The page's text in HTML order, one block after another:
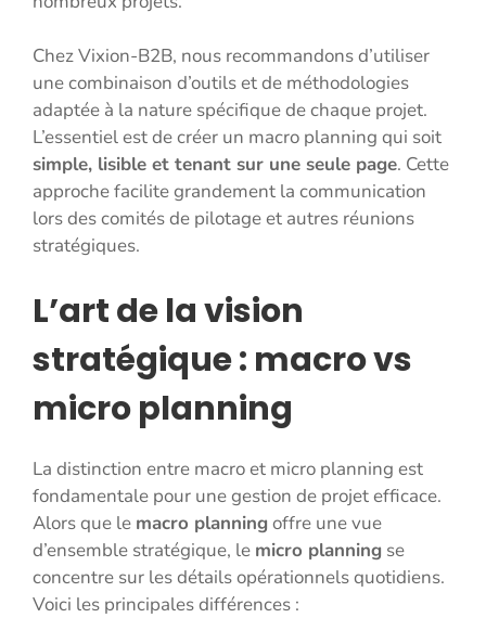
Chez Vixion-B2B, nous recommandons d’utiliser
une combinaison d’outils et de méthodologies
adaptée à la nature spécifique de chaque projet.
L’essentiel est de créer un macro planning qui soit
simple, lisible et tenant sur une seule page. Cette
approche facilite grandement la communication
lors des comités de pilotage et autres réunions
stratégiques.
L’art de la vision
stratégique : macro vs
micro planning
La distinction entre macro et micro planning est
fondamentale pour une gestion de projet efficace.
Alors que le macro planningoffre une vue
d’ensemble stratégique, le micro planning se
concentre sur les détails opérationnels quotidiens.
Voici les principales différences :